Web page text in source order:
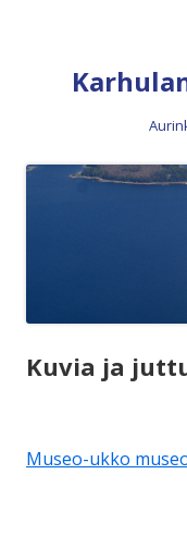
Kuvia ja
Museo-ukko